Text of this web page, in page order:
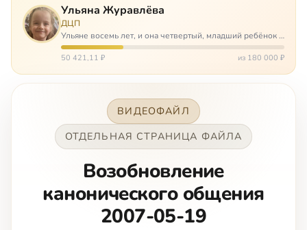
Ульяна Журавлёва
ДЦП
Ульяне восемь лет, и она четвертый, младший ребёнок в
многодетной семье. И с самого рождения Ульяну лечат.
Несколько операций, ежедневные процедуры,
50 421,11 ₽ из 180 000 ₽
ВИДЕОФАЙЛ
ОТДЕЛЬНАЯ СТРАНИЦА ФАЙЛА
Boзoбнoвлeниe
кaнoничecкoгo oбщeния
2007-05-19